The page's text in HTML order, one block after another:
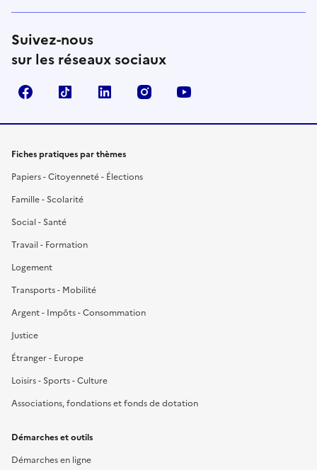
Suivez-nous
sur les réseaux sociaux
FacebookTikTok LinkedIn Instagram
Fiches pratiques par thèmes
Papiers - Citoyenneté - Élections
Famille - Scolarité
Social - Santé
Travail - Formation
Logement
Transports - Mobilité
Argent - Impôts - Consommation
Justice
Étranger - Europe
Loisirs - Sports - Culture
Associations, fondations et fonds de dotation
Démarches et outils
Démarches en ligne